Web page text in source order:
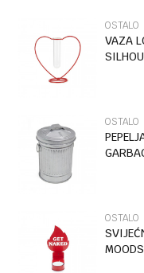
OSTALO
VAZA
OSTALO
OSTALO